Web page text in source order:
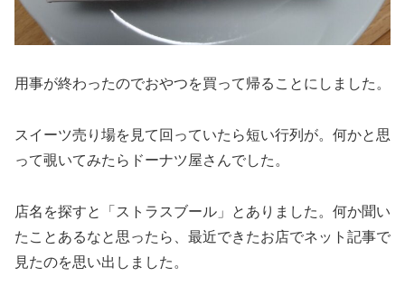
用事が終わったのでおやつを買って帰ることにしました。
スイーツ売り場を見て回っていたら短い行列が。何かと思
って覗いてみたらドーナツ屋さんでした。
店名を探すと「ストラスブール」とありました。何か聞い
たことあるなと思ったら、最近できたお店でネット記事で
見たのを思い出しました。